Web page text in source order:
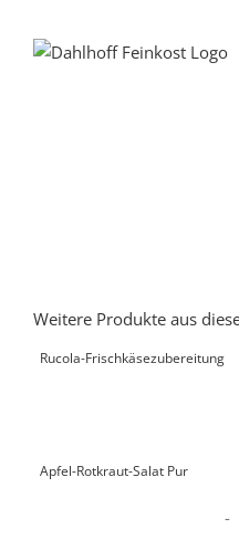
Weitere Produkte aus
Rucola-Frischkäsezubereitung
Apfel-Rotkraut-Salat Pur
-